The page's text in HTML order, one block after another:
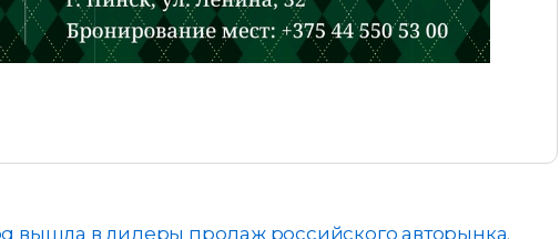
вышла в лидеры продаж российского авторынка.